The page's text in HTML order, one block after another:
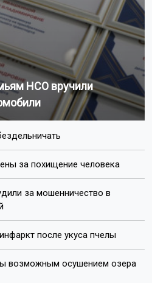
НСО вручили
за похищение человека
за мошенничество в
после укуса пчелы
возможным осушением озера